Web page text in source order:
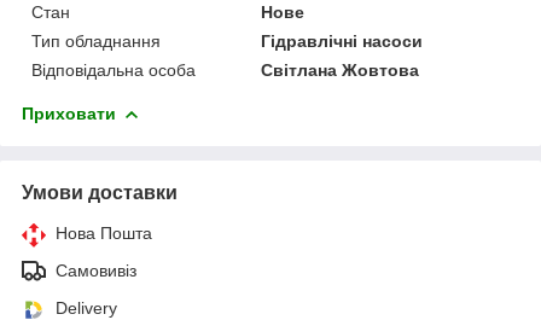
Стан
Нове
Тип обладнання
Гідравлічні насоси
Відповідальна особа
Світлана Жовтова
Приховати
Умови доставки
Нова Пошта
Самовивіз
Delivery